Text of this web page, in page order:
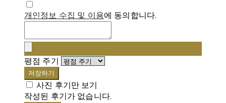
개인정보 수집 및 이용에 동의합니다.
평점 주기
저장하기
사진 후기만 보기
작성된 후기가 없습니다.